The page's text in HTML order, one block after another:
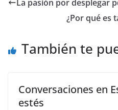
o
A
p
La pasión por desplegar
¿Por qué es
También te
Conversaciones en
estés